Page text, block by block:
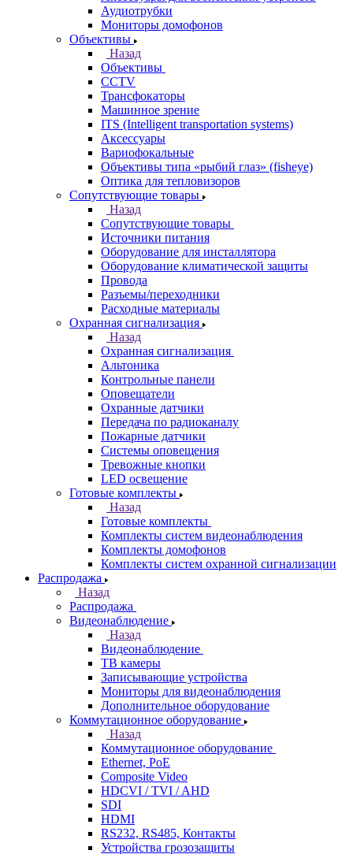
Аудиотрубки
Мониторы домофонов
Объективы
Назад
Объективы
CCTV
Трансфокаторы
Машинное зрение
ITS (Intelligent transportation systems)
Аксессуары
Вариофокальные
Объективы типа «рыбий глаз» (fisheye)
Оптика для тепловизоров
Сопутствующие товары
Назад
Сопутствующие товары
Источники питания
Оборудование для инсталлятора
Оборудование климатической защиты
Провода
Разъемы/переходники
Расходные материалы
Охранная сигнализация
Назад
Охранная сигнализация
Альтоника
Контрольные панели
Оповещатели
Охранные датчики
Передача по радиоканалу
Пожарные датчики
Системы оповещения
Тревожные кнопки
LED освещение
Готовые комплекты
Назад
Готовые комплекты
Комплекты систем видеонаблюдения
Комплекты домофонов
Комплекты систем охранной сигнализации
Распродажа
Назад
Распродажа
Видеонаблюдение
Назад
Видеонаблюдение
ТВ камеры
Записывающие устройства
Мониторы для видеонаблюдения
Дополнительное оборудование
Коммутационное оборудование
Назад
Коммутационное оборудование
Ethernet, PoE
Composite Video
HDCVI / TVI / AHD
SDI
HDMI
RS232, RS485, Контакты
Устройства грозозащиты